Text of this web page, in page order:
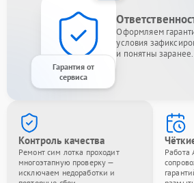
Гарантия от
сервиса
Оформляем
условия
и понятны заранее.
Контроль качества
Ремонт сим лотка проходит
многоэтапную проверку —
исключаем недоработки и
Работа